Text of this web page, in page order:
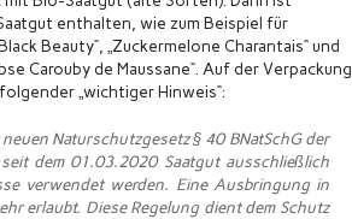
enthalten, wie zum Beispiel für
Beauty“, „Zuckermelone Charantais“ und
Carouby de Maussane“. Auf der Verpackung
„wichtiger Hinweis“:
neuen Naturschutzgesetz § 40 BNatSchG der
dem 01.03.2020 Saatgut ausschließlich
verwendet werden. Eine Ausbringung in
erlaubt. Diese Regelung dient dem Schutz